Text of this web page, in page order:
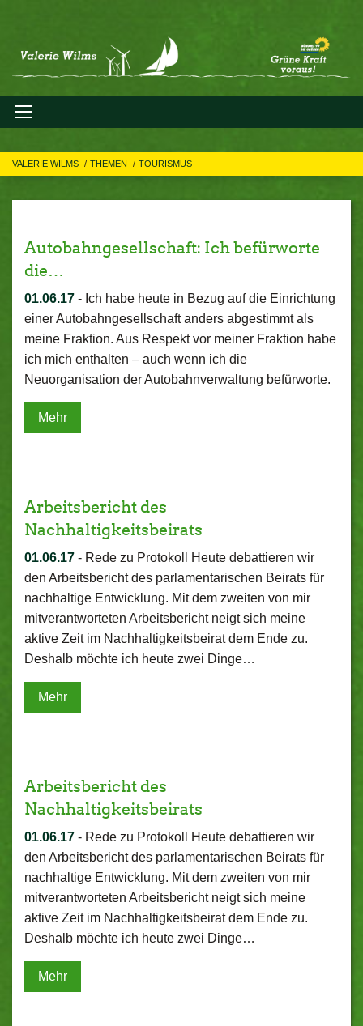
VALERIE WILMS THEMEN TOURISMUS
Autobahngesellschaft: Ich befürworte
die…
01.06.17 - Ich habe heute in Bezug auf die Einrichtung
einer Autobahngesellschaft anders abgestimmt als
meine Fraktion. Aus Respekt vor meiner Fraktion habe
ich mich enthalten – auch wenn ich die
Neuorganisation der Autobahnverwaltung befürworte.
Mehr
Arbeitsbericht des
Nachhaltigkeitsbeirats
01.06.17 - Rede zu Protokoll Heute debattieren wir
den Arbeitsbericht des parlamentarischen Beirats für
nachhaltige Entwicklung. Mit dem zweiten von mir
mitverantworteten Arbeitsbericht neigt sich meine
aktive Zeit im Nachhaltigkeitsbeirat dem Ende zu.
Deshalb möchte ich heute zwei Dinge…
Mehr
Arbeitsbericht des
Nachhaltigkeitsbeirats
01.06.17 - Rede zu Protokoll Heute debattieren wir
den Arbeitsbericht des parlamentarischen Beirats für
nachhaltige Entwicklung. Mit dem zweiten von mir
mitverantworteten Arbeitsbericht neigt sich meine
aktive Zeit im Nachhaltigkeitsbeirat dem Ende zu.
Deshalb möchte ich heute zwei Dinge…
Mehr